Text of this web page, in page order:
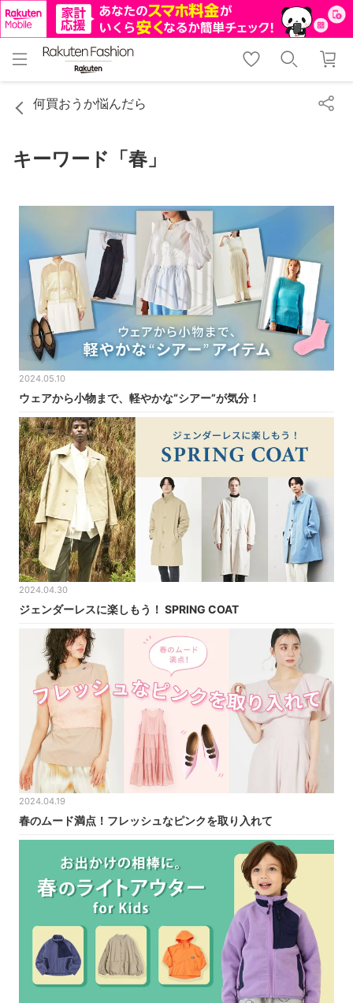
menu home
トップ
shopping_cart lock_outline
ログイン
何買おうか悩んだら
キーワード「春」
2024.05.10
ウェアから小物まで、軽やかな“シアー”が気分！
2024.04.30
ジェンダーレスに楽しもう！ SPRING COAT
2024.04.19
春のムード満点！フレッシュなピンクを取り入れて